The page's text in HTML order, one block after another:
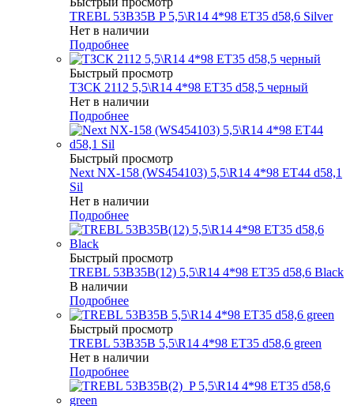
TREBL 53B35B P 5,5\R14 4*98 ET35 d58,6 Silver
Нет в наличии
Подробнее
Быстрый просмотр
ТЗСК 2112 5,5\R14 4*98 ET35 d58,5 черный
Нет в наличии
Подробнее
Быстрый просмотр
Next NX-158 (WS454103) 5,5\R14 4*98 ET44 d58,1
Sil
Нет в наличии
Подробнее
Быстрый просмотр
TREBL 53B35B(12) 5,5\R14 4*98 ET35 d58,6 Black
В наличии
Подробнее
Быстрый просмотр
TREBL 53B35B 5,5\R14 4*98 ET35 d58,6 green
Нет в наличии
Подробнее